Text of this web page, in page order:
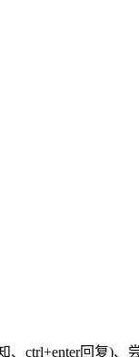
ctrl+enter回复)、